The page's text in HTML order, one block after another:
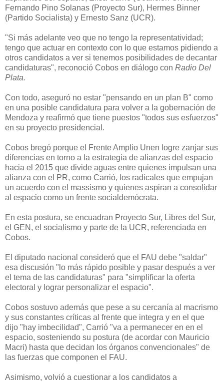
Fernando Pino Solanas (Proyecto Sur), Hermes Binner
(Partido Socialista) y Ernesto Sanz (UCR).
"Si más adelante veo que no tengo la representatividad;
tengo que actuar en contexto con lo que estamos pidiendo a
otros candidatos a ver si tenemos posibilidades de decantar
candidaturas", reconoció Cobos en diálogo con Radio Del
Plata.
Con todo, aseguró no estar "pensando en un plan B" como
en una posible candidatura para volver a la gobernación de
Mendoza y reafirmó que tiene puestos "todos sus esfuerzos"
en su proyecto presidencial.
Cobos bregó porque el Frente Amplio Unen logre zanjar sus
diferencias en torno a la estrategia de alianzas del espacio
hacia el 2015 que divide aguas entre quienes impulsan una
alianza con el PR, como Carrió, los radicales que empujan
un acuerdo con el massismo y quienes aspiran a consolidar
al espacio como un frente socialdemócrata.
En esta postura, se encuadran Proyecto Sur, Libres del Sur,
el GEN, el socialismo y parte de la UCR, referenciada en
Cobos.
El diputado nacional consideró que el FAU debe "saldar"
esa discusión "lo más rápido posible y pasar después a ver
el tema de las candidaturas" para "simplificar la oferta
electoral y lograr personalizar el espacio".
Cobos sostuvo además que pese a su cercanía al macrismo
y sus constantes críticas al frente que integra y en el que
dijo "hay imbecilidad", Carrió "va a permanecer en en el
espacio, sosteniendo su postura (de acordar con Mauricio
Macri) hasta que decidan los órganos convencionales" de
las fuerzas que componen el FAU.
Asimismo, volvió a cuestionar a los candidatos a